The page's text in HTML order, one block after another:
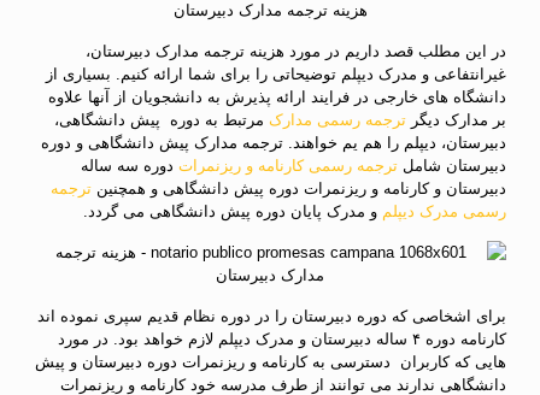
هزینه ترجمه مدارک دبیرستان
در این مطلب قصد داریم در مورد هزینه ترجمه مدارک دبیرستان،
غیرانتفاعی و مدرک دیپلم توضیحاتی را برای شما ارائه کنیم. بسیاری از
دانشگاه های خارجی در فرایند ارائه پذیرش به دانشجویان از آنها علاوه
بر مدارک دیگرترجمه رسمی مدارک مرتبط به دوره پیش دانشگاهی،
دبیرستان، دیپلم را هم یم خواهند. ترجمه مدارک پیش دانشگاهی و دوره
دبیرستان شاملترجمه رسمی کارنامه و ریزنمرات دوره سه ساله
دبیرستان و کارنامه و ریزنمرات دوره پیش دانشگاهی و همچنینترجمه
رسمی مدرک دیپلم و مدرک پایان دوره پیش دانشگاهی می گردد.
برای اشخاصی که دوره دبیرستان را در دوره نظام قدیم سپری نموده اند
کارنامه دوره ۴ ساله دبیرستان و مدرک دیپلم لازم خواهد بود. در مورد
هایی که کاربران دسترسی به کارنامه و ریزنمرات دوره دبیرستان و پیش
دانشگاهی ندارند می توانند از طرف مدرسه خود کارنامه و ریزنمرات